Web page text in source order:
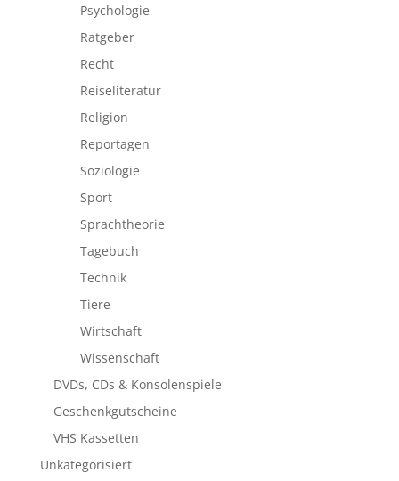
Psychologie
Ratgeber
Recht
Reiseliteratur
Religion
Reportagen
Soziologie
Sport
Sprachtheorie
Tagebuch
Technik
Tiere
Wirtschaft
Wissenschaft
DVDs, CDs & Konsolenspiele
Geschenkgutscheine
VHS Kassetten
Unkategorisiert